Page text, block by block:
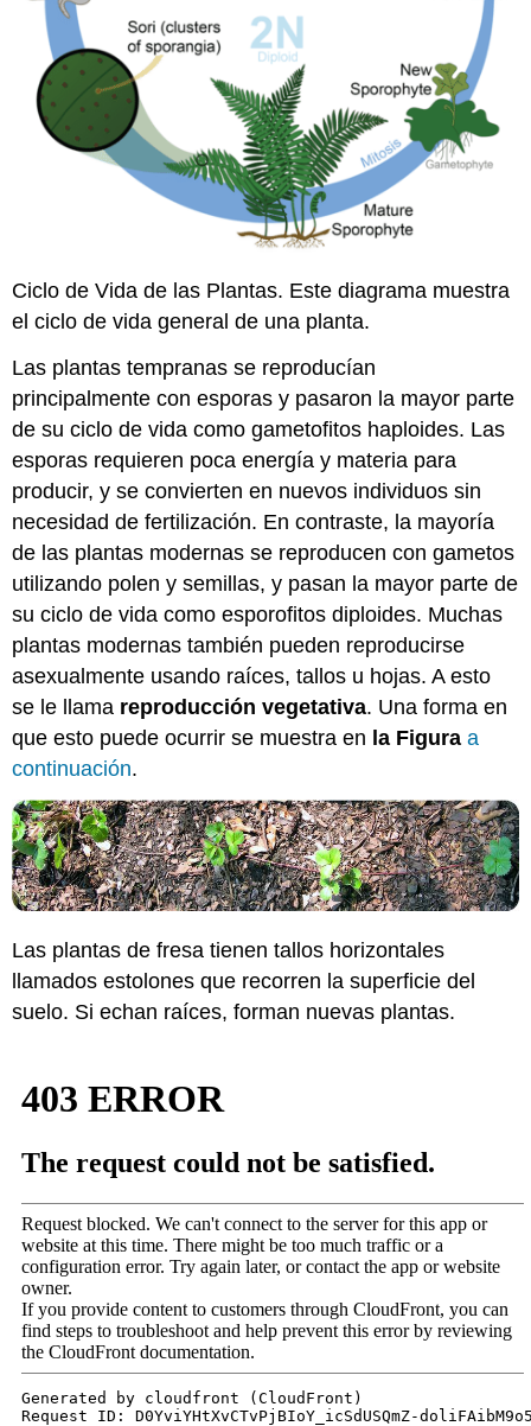
Ciclo de Vida de las Plantas. Este diagrama muestra
el ciclo de vida general de una planta.
Las plantas tempranas se reproducían
principalmente con esporas y pasaron la mayor parte
de su ciclo de vida como gametofitos haploides. Las
esporas requieren poca energía y materia para
producir, y se convierten en nuevos individuos sin
necesidad de fertilización. En contraste, la mayoría
de las plantas modernas se reproducen con gametos
utilizando polen y semillas, y pasan la mayor parte de
su ciclo de vida como esporofitos diploides. Muchas
plantas modernas también pueden reproducirse
asexualmente usando raíces, tallos u hojas. A esto
se le llama reproducción vegetativa. Una forma en
que esto puede ocurrir se muestra en la Figura a
continuación.
Las plantas de fresa tienen tallos horizontales
llamados estolones que recorren la superficie del
suelo. Si echan raíces, forman nuevas plantas.